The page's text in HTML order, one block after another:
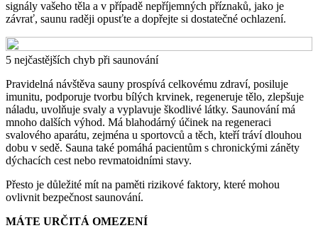
signály vašeho těla a v případě nepříjemných příznaků, jako je
závrať, saunu raději opusťte a dopřejte si dostatečné ochlazení.
5 nejčastějších chyb při saunování
Pravidelná návštěva sauny prospívá celkovému zdraví, posiluje
imunitu, podporuje tvorbu bílých krvinek, regeneruje tělo, zlepšuje
náladu, uvolňuje svaly a vyplavuje škodlivé látky. Saunování má
mnoho dalších výhod. Má blahodárný účinek na regeneraci
svalového aparátu, zejména u sportovců a těch, kteří tráví dlouhou
dobu v sedě. Sauna také pomáhá pacientům s chronickými záněty
dýchacích cest nebo revmatoidními stavy.
Přesto je důležité mít na paměti rizikové faktory, které mohou
ovlivnit bezpečnost saunování.
MÁTE URČITÁ OMEZENÍ